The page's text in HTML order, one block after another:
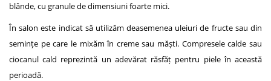
blânde, cu granule de dimensiuni foarte mici.
În salon este indicat să utilizăm deasemenea uleiuri de fructe sau din
semințe pe care le mixăm în creme sau măști. Compresele calde sau
ciocanul cald reprezintă un adevărat răsfăț pentru piele în această
perioadă.